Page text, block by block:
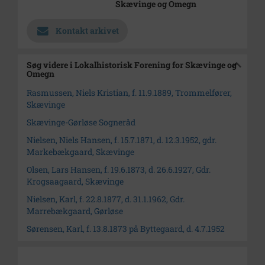
Skævinge og Omegn
Kontakt arkivet
Søg videre i Lokalhistorisk Forening for Skævinge og
Omegn
Rasmussen, Niels Kristian, f. 11.9.1889, Trommelfører,
Skævinge
Skævinge-Gørløse Sogneråd
Nielsen, Niels Hansen, f. 15.7.1871, d. 12.3.1952, gdr.
Markebækgaard, Skævinge
Olsen, Lars Hansen, f. 19.6.1873, d. 26.6.1927, Gdr.
Krogsaagaard, Skævinge
Nielsen, Karl, f. 22.8.1877, d. 31.1.1962, Gdr.
Marrebækgaard, Gørløse
Sørensen, Karl, f. 13.8.1873 på Byttegaard, d. 4.7.1952